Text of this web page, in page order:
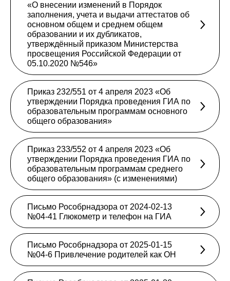
«О внесении изменений в Порядок
заполнения, учета и выдачи аттестатов об
основном общем и среднем общем
образовании и их дубликатов,
утверждённый приказом Министерства
просвещения Российской Федерации от
05.10.2020 №546»
Приказ 232/551 от 4 апреля 2023 «Об
утверждении Порядка проведения ГИА по
образовательным программам основного
общего образования»
Приказ 233/552 от 4 апреля 2023 «Об
утверждении Порядка проведения ГИА по
образовательным программам среднего
общего образования» (с изменениями)
Письмо Рособрнадзора от 2024-02-13
№04-41 Глюкометр и телефон на ГИА
Письмо Рособрнадзора от 2025-01-15
№04-6 Привлечение родителей как ОН